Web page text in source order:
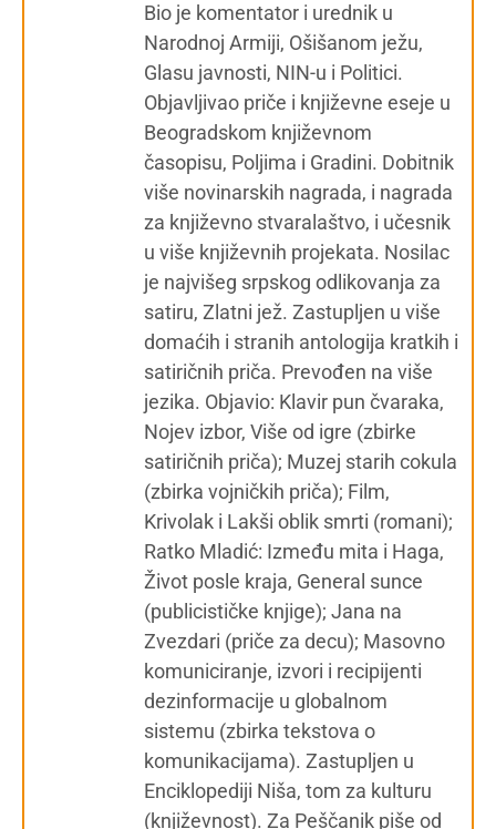
Bio je komentator i urednik u
Narodnoj Armiji, Ošišanom ježu,
Glasu javnosti, NIN-u i Politici.
Objavljivao priče i književne eseje u
Beogradskom književnom
časopisu, Poljima i Gradini. Dobitnik
više novinarskih nagrada, i nagrada
za književno stvaralaštvo, i učesnik
u više književnih projekata. Nosilac
je najvišeg srpskog odlikovanja za
satiru, Zlatni jež. Zastupljen u više
domaćih i stranih antologija kratkih i
satiričnih priča. Prevođen na više
jezika. Objavio: Klavir pun čvaraka,
Nojev izbor, Više od igre (zbirke
satiričnih priča); Muzej starih cokula
(zbirka vojničkih priča); Film,
Krivolak i Lakši oblik smrti (romani);
Ratko Mladić: Između mita i Haga,
Život posle kraja, General sunce
(publicističke knjige); Jana na
Zvezdari (priče za decu); Masovno
komuniciranje, izvori i recipijenti
dezinformacije u globalnom
sistemu (zbirka tekstova o
komunikacijama). Zastupljen u
Enciklopediji Niša, tom za kulturu
(književnost). Za Peščanik piše od